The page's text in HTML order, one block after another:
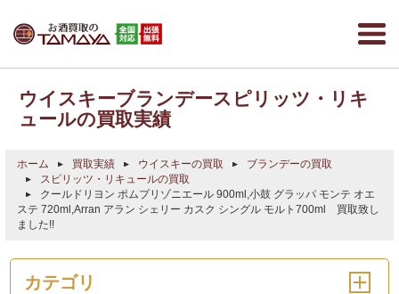
ウイスキーブランデースピリッツ・リキ
ュールの買取実績
ホーム 買取実績 ウイスキーの買取
ブランデーの買取
スピリッツ・リキュールの買取
クールドリヨン ポムプリゾニエール 900ml,小鼓 グラッパ モンテ オエ
ステ 720ml,Arran アラン シェリー カスク シングル モルト700ml 買取致し
ました!!
カテゴリ